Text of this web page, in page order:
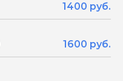
1400 руб.
1600 руб.